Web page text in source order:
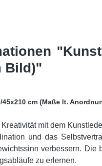
Bild)"
45x210 cm (Maße lt.
mit dem
und das
verbessern.
zu erlernen.